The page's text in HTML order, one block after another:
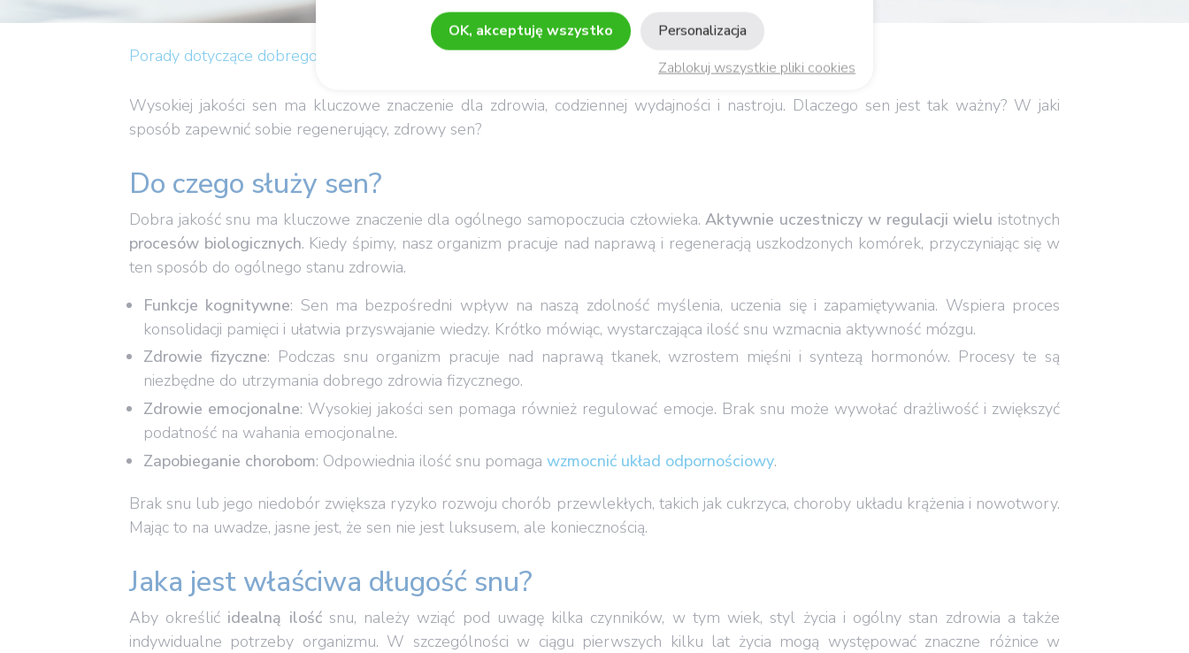
Porady dotyczące dobrego samopoczucia Korzyści dla zdrowia wynikające ze snu
Wysokiej jakości sen ma kluczowe znaczenie dla zdrowia, codziennej wydajności i nastroju. Dlaczego sen jest tak ważny? W jaki
sposób zapewnić sobie regenerujący, zdrowy sen?
Do czego służy sen?
Dobra jakość snu ma kluczowe znaczenie dla ogólnego samopoczucia człowieka.Aktywnie uczestniczy w regulacji wielu istotnych
procesów biologicznych. Kiedy śpimy, nasz organizm pracuje nad naprawą i regeneracją uszkodzonych komórek, przyczyniając się w
ten sposób do ogólnego stanu zdrowia.
Funkcje kognitywne: Sen ma bezpośredni wpływ na naszą zdolność myślenia, uczenia się i zapamiętywania. Wspiera proces
konsolidacji pamięci i ułatwia przyswajanie wiedzy. Krótko mówiąc, wystarczająca ilość snu wzmacnia aktywność mózgu.
Zdrowie fizyczne: Podczas snu organizm pracuje nad naprawą tkanek, wzrostem mięśni i syntezą hormonów. Procesy te są
niezbędne do utrzymania dobrego zdrowia fizycznego.
Zdrowie emocjonalne: Wysokiej jakości sen pomaga również regulować emocje. Brak snu może wywołać drażliwość i zwiększyć
podatność na wahania emocjonalne.
Zapobieganie chorobom: Odpowiednia ilość snu pomaga wzmocnić układ odpornościowy.
Brak snu lub jego niedobór zwiększa ryzyko rozwoju chorób przewlekłych, takich jak cukrzyca, choroby układu krążenia i nowotwory.
Mając to na uwadze, jasne jest, że sen nie jest luksusem, ale koniecznością.
Jaka jest właściwa długość snu?
Aby określić idealną ilośćsnu, należy wziąć pod uwagę kilka czynników, w tym wiek, styl życia i ogólny stan zdrowia a także
indywidualne potrzeby organizmu. W szczególności w ciągu pierwszych kilku lat życia mogą występować znaczne różnice w
OK, akceptuję wszystko
Zablokuj wszystkie pliki cookies
Personalizacja